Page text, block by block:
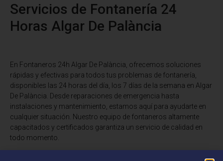
Servicios de Fontanería 24
Horas Algar De Palància
En Fontaneros 24h Algar De Palància , ofrecemos soluciones
rápidas y efectivas para todos tus problemas de fontanería,
disponibles las 24 horas del día, los 7 días de la semana en Algar
De Palància. Desde reparaciones de emergencia hasta
instalaciones y mantenimiento, estamos aquí para ayudarte en
cualquier situación. Nuestro equipo de fontaneros altamente
capacitados y certificados garantiza un servicio de calidad en
todo momento.